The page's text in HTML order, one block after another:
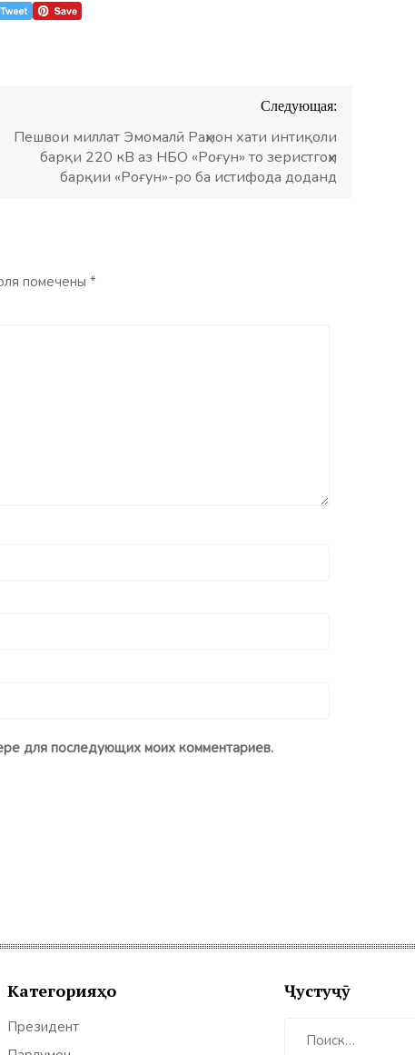
Следующая:
Пешвои миллат Эмомалӣ Раҳмон хати интиқоли
барқи 220 кВ аз НБО «Роғун» то зеристгоҳи
барқии «Роғун»-ро ба истифода доданд
помечены *
для последующих моих комментариев.
Категорияҳо
Президент
Ҷустуҷӯ